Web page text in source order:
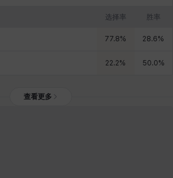
选择率 胜率
77.8% 28.6%
22.2% 50.0%
查看更多